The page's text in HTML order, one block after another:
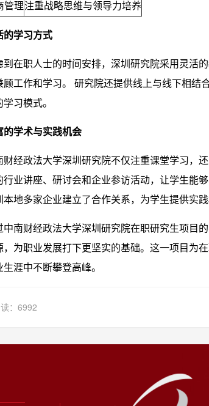
管理注重战略思维与领导力培养
的学习方式
到在职人士的时间安排，深圳研究院采用灵活
顾工作和学习。 研究院还提供线上与线下相结
学习模式。
的学术与实践机会
财经政法大学深圳研究院不仅注重课堂学习，
行业讲座、研讨会和企业参访活动，让学生能
本地多家企业建立了合作关系，为学生提供实
中南财经政法大学深圳研究院在职研究生项目
，为职业发展打下更坚实的基础。这一项目为
生涯中不断攀登高峰。
：6992